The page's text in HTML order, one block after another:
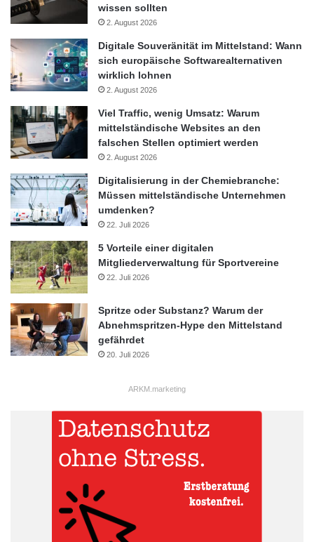
wissen sollten
2. August 2026
Digitale Souveränität im Mittelstand: Wann
sich europäische Softwarealternativen
wirklich lohnen
2. August 2026
Viel Traffic, wenig Umsatz: Warum
mittelständische Websites an den
falschen Stellen optimiert werden
2. August 2026
Digitalisierung in der Chemiebranche:
Müssen mittelständische Unternehmen
umdenken?
22. Juli 2026
5 Vorteile einer digitalen
Mitgliederverwaltung für Sportvereine
22. Juli 2026
Spritze oder Substanz? Warum der
Abnehmspritzen-Hype den Mittelstand
gefährdet
20. Juli 2026
ARKM.marketing